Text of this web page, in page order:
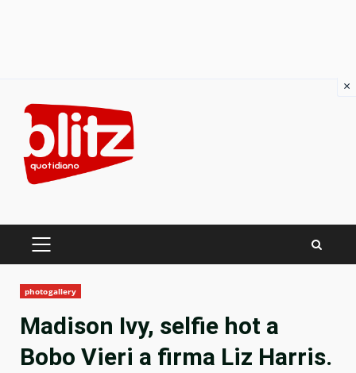
content
PRIMARY
photogallery
Madison Ivy, selfie hot a
Bobo Vieri a firma Liz Harris.
×